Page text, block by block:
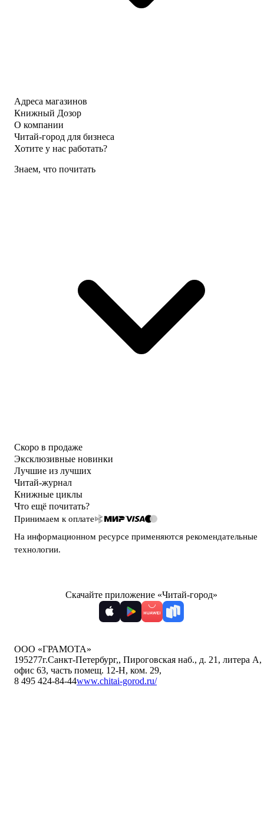
Адреса магазинов
Книжный Дозор
О компании
Читай-город для бизнеса
Хотите у нас работать?
Знаем, что почитать
Скоро в продаже
Эксклюзивные новинки
Лучшие из лучших
Читай-журнал
Книжные циклы
Что ещё почитать?
Принимаем к оплате
На информационном ресурсе применяются рекомендательные
технологии.
Скачайте приложение «Читай-город»
ООО «ГРАМОТА»
195277г.Санкт-Петербург,, Пироговская наб., д. 21, литера А,
офис 63, часть помещ. 12-Н, ком. 29,
8 495 424-84-44www.chitai-gorod.ru/